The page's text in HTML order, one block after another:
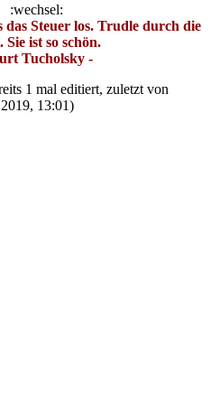
:wechsel:
das Steuer los. Trudle durch die
Sie ist so schön.
Tucholsky -
1 mal editiert, zuletzt von
13:01)